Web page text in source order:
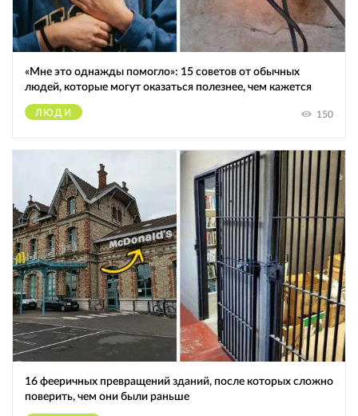
«Мне это однажды помогло»: 15 советов от обычных
людей, которые могут оказаться полезнее, чем кажется
ЛЮДИ 150
16 фееричных превращений зданий, после которых сложно
поверить, чем они были раньше